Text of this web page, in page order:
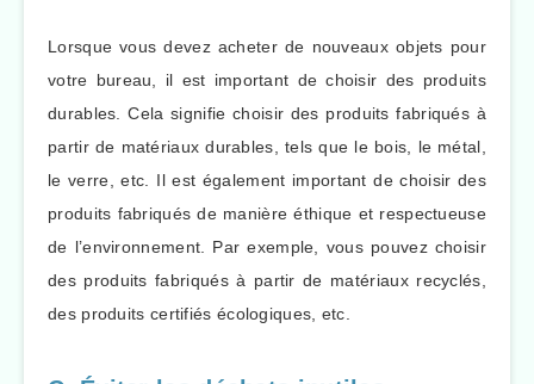
Lorsque vous devez acheter de nouveaux objets pour
votre bureau, il est important de choisir des produits
durables. Cela signifie choisir des produits fabriqués à
partir de matériaux durables, tels que le bois, le métal,
le verre, etc. Il est également important de choisir des
produits fabriqués de manière éthique et respectueuse
de l’environnement. Par exemple, vous pouvez choisir
des produits fabriqués à partir de matériaux recyclés,
des produits certifiés écologiques, etc.